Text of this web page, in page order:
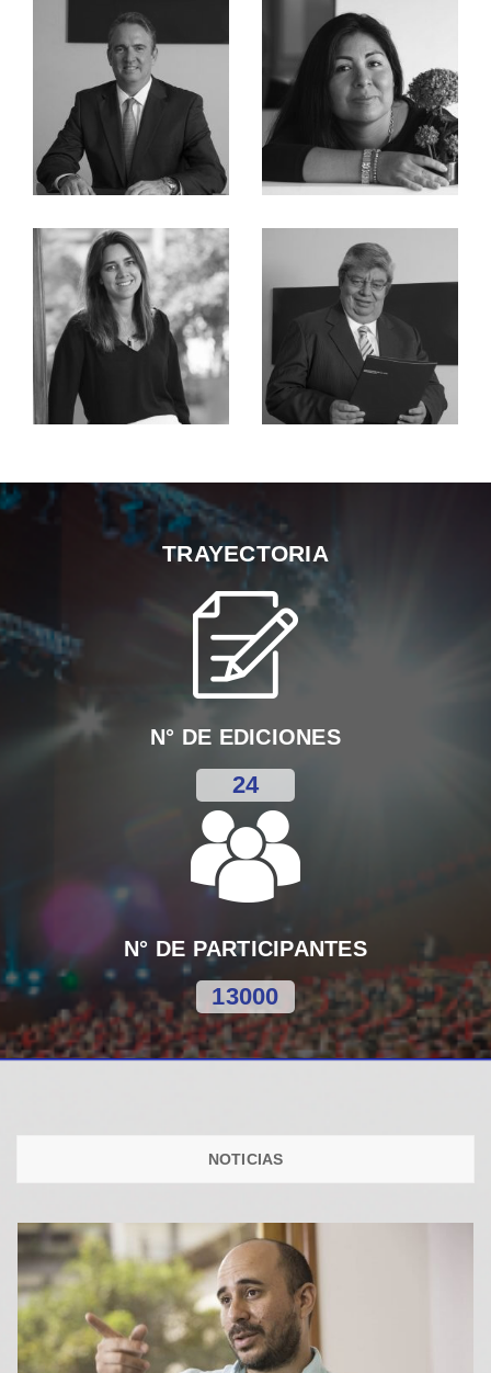
TRAYECTORIA
N° DE EDICIONES
24
N° DE PARTICIPANTES
13000
NOTICIAS